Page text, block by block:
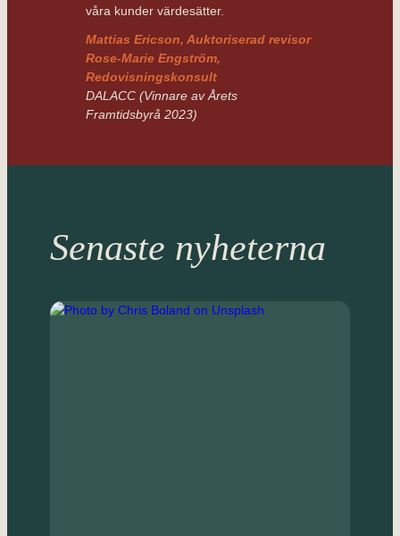
våra kunder värdesätter.
Mattias Ericson, Auktoriserad revisor
Rose-Marie Engström,
Redovisningskonsult
DALACC (Vinnare av Årets
Framtidsbyrå 2023)
Senaste nyheterna